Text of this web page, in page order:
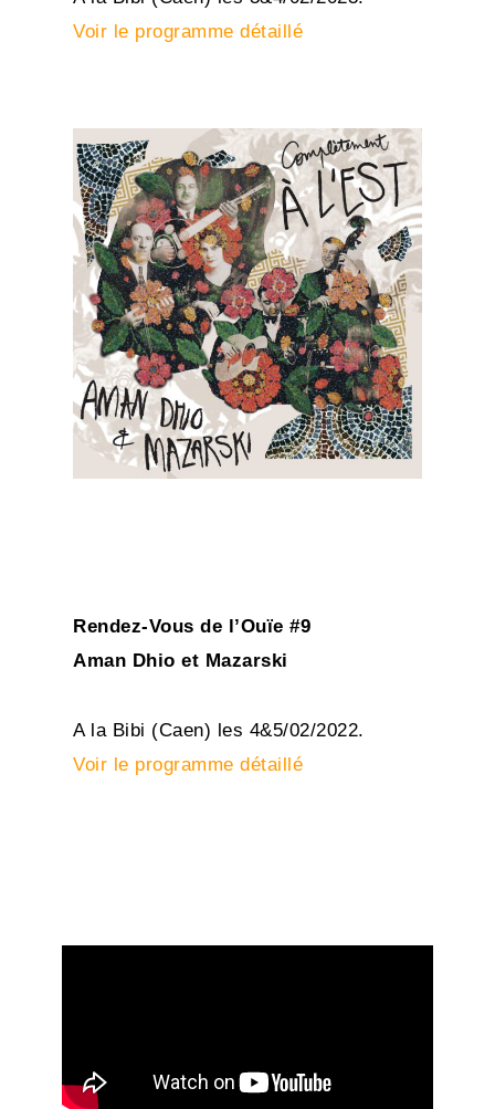
Voir le programme détaillé
Rendez-Vous de l’Ouïe #9
Aman Dhio et Mazarski
A la Bibi (Caen) les 4&5/02/2022.
Voir le programme détaillé